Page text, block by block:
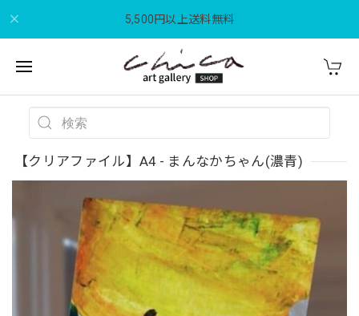
5,500円以上送料無料
【クリアファイル】A4 - まんなかちゃん(濃青)